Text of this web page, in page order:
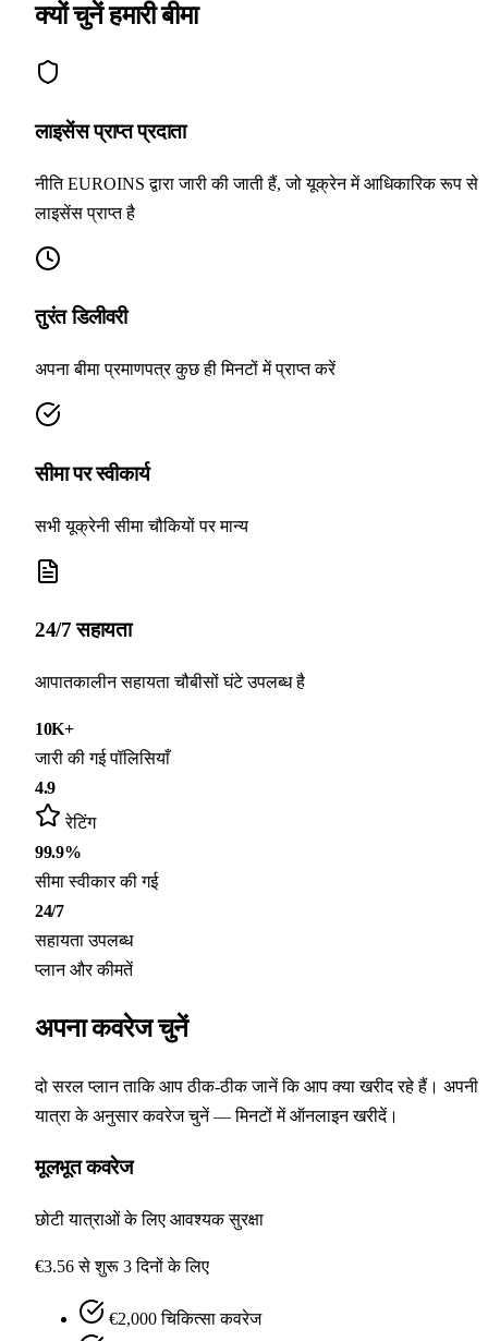
क्यों चुनेंहमारी बीमा
लाइसेंस प्राप्त प्रदाता
नीति EUROINS द्वारा जारी की जाती हैं, जो यूक्रेन में आधिकारिक रूप से
लाइसेंस प्राप्त है
तुरंत डिलीवरी
अपना बीमा प्रमाणपत्र कुछ ही मिनटों में प्राप्त करें
सीमा पर स्वीकार्य
सभी यूक्रेनी सीमा चौकियों पर मान्य
24/7 सहायता
आपातकालीन सहायता चौबीसों घंटे उपलब्ध है
10K+
जारी की गई पॉलिसियाँ
4.9
रेटिंग
99.9%
सीमा स्वीकार की गई
24/7
सहायता उपलब्ध
प्लान और कीमतें
अपना कवरेजचुनें
दो सरल प्लान ताकि आप ठीक-ठीक जानें कि आप क्या खरीद रहे हैं। अपनी
यात्रा के अनुसार कवरेज चुनें — मिनटों में ऑनलाइन खरीदें।
मूलभूत कवरेज
छोटी यात्राओं के लिए आवश्यक सुरक्षा
€3.56 से शुरू 3 दिनों के लिए
€2,000 चिकित्सा कवरेज